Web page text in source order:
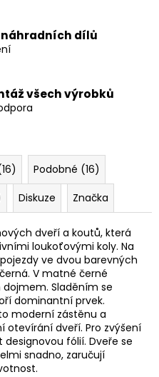
dílů
všech výrobků
Podobné (16)
Diskuze Značka
dveří a koutů, která
loukoťovými koly. Na
ve dvou barevných
V matné černé
Sladěním se
dominantní prvek.
moderní zástěnu a
otevírání dveří. Pro zvýšení
fólií. Dveře se
snadno, zaručují